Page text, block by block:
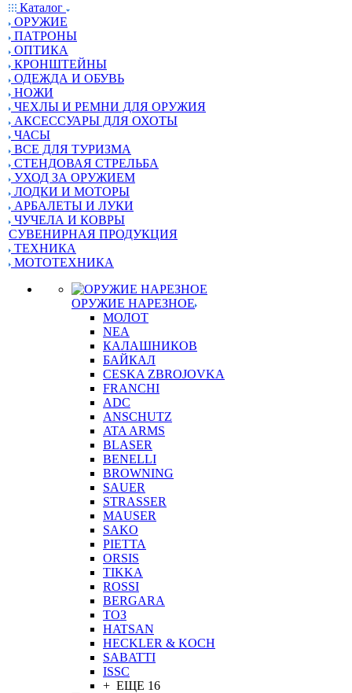
Каталог
ОРУЖИЕ
ПАТРОНЫ
ОПТИКА
КРОНШТЕЙНЫ
ОДЕЖДА И ОБУВЬ
НОЖИ
ЧЕХЛЫ И РЕМНИ ДЛЯ ОРУЖИЯ
АКСЕССУАРЫ ДЛЯ ОХОТЫ
ЧАСЫ
ВСЕ ДЛЯ ТУРИЗМА
СТЕНДОВАЯ СТРЕЛЬБА
УХОД ЗА ОРУЖИЕМ
ЛОДКИ И МОТОРЫ
АРБАЛЕТЫ И ЛУКИ
ЧУЧЕЛА И КОВРЫ
СУВЕНИРНАЯ ПРОДУКЦИЯ
ТЕХНИКА
МОТОТЕХНИКА
ОРУЖИЕ НАРЕЗНОЕ
МОЛОТ
NEA
КАЛАШНИКОВ
БАЙКАЛ
CESKA ZBROJOVKA
FRANCHI
ADC
ANSCHUTZ
ATA ARMS
BLASER
BENELLI
BROWNING
SAUER
STRASSER
MAUSER
SAKO
PIETTA
ORSIS
TIKKA
ROSSI
BERGARA
ТОЗ
HATSAN
HECKLER & KOCH
SABATTI
ISSC
+ ЕЩЕ 16